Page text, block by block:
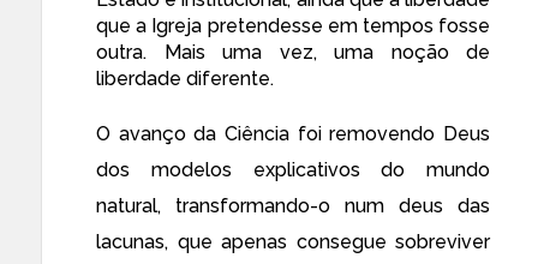
que a Igreja pretendesse em tempos fosse
outra. Mais uma vez, uma noção de
liberdade diferente.
O avanço da Ciência foi removendo Deus
dos modelos explicativos do mundo
natural, transformando-o num deus das
lacunas, que apenas consegue sobreviver